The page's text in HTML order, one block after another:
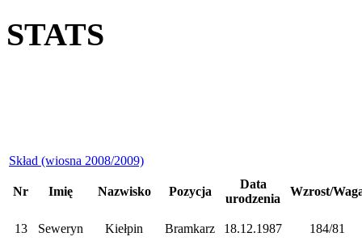
STATS
Skład (wiosna 2008/2009)
Nr Imię Nazwisko Pozycja
Data
urodzenia
Wzrost/
13 Seweryn Kiełpin Bramkarz 18.12.1987 184/81